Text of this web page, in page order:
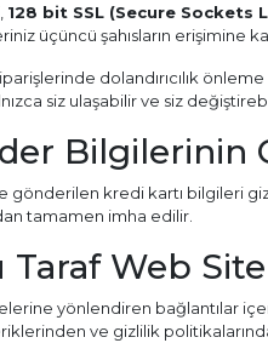
128 bit SSL (Secure Sockets
üçüncü şahısların erişimine
dolandırıcılık
siz ulaşabilir ve siz
Bilgilerinin
kredi kartı bilgileri
tamamen imha edilir.
Taraf Web
yönlendiren bağlantılar
ve gizlilik